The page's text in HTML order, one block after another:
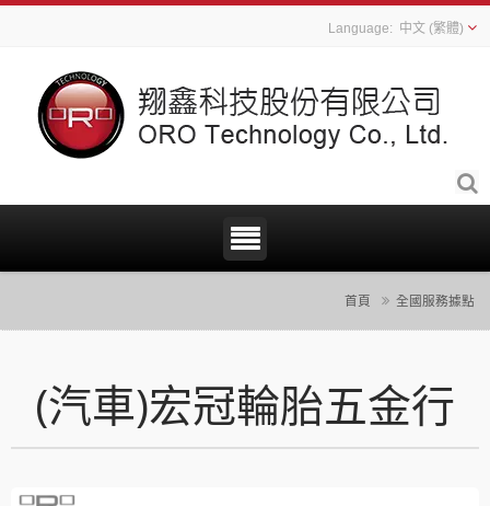
中文 (繁體)
首頁 全國服務據點
(汽車)宏冠輪胎五金行